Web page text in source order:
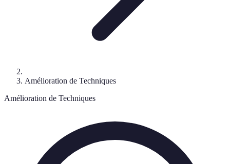
Amélioration de Techniques
Amélioration de Techniques